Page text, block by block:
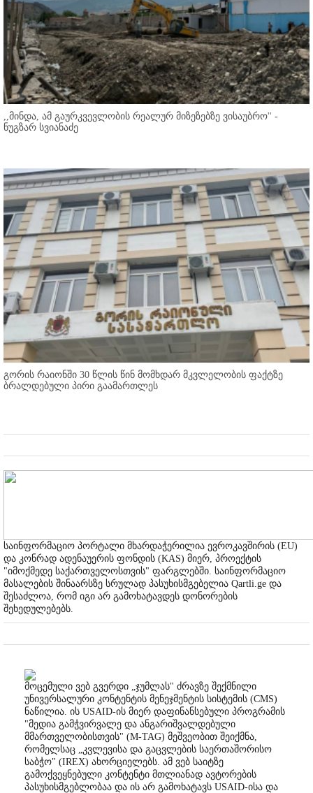
,,მინდა, ამ გაურკვევლობის რეალურ მიზეზებზე ვისაუბრო'' -
ნუგზარ სვიანაძე
გორის რაიონში 30 წლის წინ მომხდარ მკვლელობის ფაქტზე
ბრალდებული პირი გაამართლეს
საინფორმაციო პორტალი მხარდაჭერილია ევროკავშირის (EU)
და კონრად ადენაუერის ფონდის (KAS) მიერ, პროექტის
"იმოქმედე საქართველოსთვის" ფარგლებში. საინფორმაციო
მასალების შინაარსზე სრულად პასუხისმგებელია Qartli.ge და
შესაძლოა, რომ იგი არ გამოხატავდეს დონორების
შეხედულებებს.
მოცემული ვებ გვერდი „ჯუმლას" ძრავზე შექმნილი
უნივერსალური კონტენტის მენეჯმენტის სისტემის (CMS)
ნაწილია. ის USAID-ის მიერ დაფინანსებული პროგრამის
"მედია გამჭვირვალე და ანგარიშვალდებული
მმართველობისთვის" (M-TAG) მეშვეობით შეიქმნა,
რომელსაც „კვლევისა და გაცვლების საერთაშორისო
საბჭო" (IREX) ახორციელებს. ამ ვებ საიტზე
გამოქვეყნებული კონტენტი მთლიანად ავტორების
პასუხისმგებლობაა და ის არ გამოხატავს USAID-ისა და